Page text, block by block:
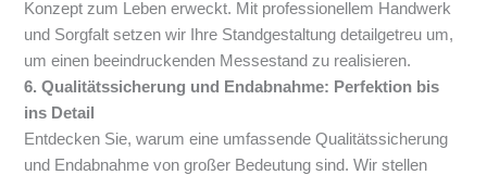
Konzept zum Leben erweckt. Mit professionellem Handwerk
und Sorgfalt setzen wir Ihre Standgestaltung detailgetreu um,
um einen beeindruckenden Messestand zu realisieren.
6. Qualitätssicherung und Endabnahme: Perfektion bis
ins Detail
Entdecken Sie, warum eine umfassende Qualitätssicherung
und Endabnahme von großer Bedeutung sind. Wir stellen